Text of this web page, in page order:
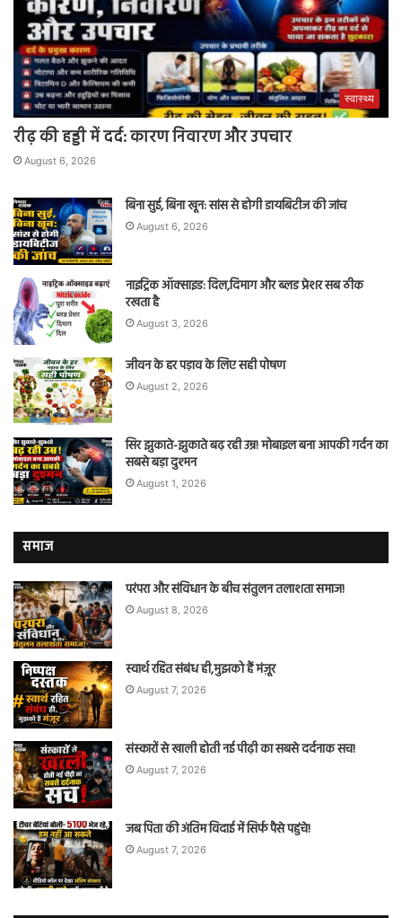
स्वास्थ्य
रीढ़ की हड्डी में दर्द: कारण निवारण और उपचार
August 6, 2026
बिना सुई, बिना खून: सांस से होगी डायबिटीज की जांच
August 6, 2026
नाइट्रिक ऑक्साइड: दिल,दिमाग और ब्लड प्रेशर सब ठीक
रखता है
August 3, 2026
जीवन के हर पड़ाव के लिए सही पोषण
August 2, 2026
सिर झुकाते-झुकाते बढ़ रही उम्र! मोबाइल बना आपकी गर्दन का
सबसे बड़ा दुश्मन
August 1, 2026
समाज
परंपरा और संविधान के बीच संतुलन तलाशता समाज!
August 8, 2026
स्वार्थ रहित संबंध ही,मुझको हैं मंज़ूर
August 7, 2026
संस्कारों से खाली होती नई पीढ़ी का सबसे दर्दनाक सच!
August 7, 2026
जब पिता की अंतिम विदाई में सिर्फ पैसे पहुंचे!
August 7, 2026